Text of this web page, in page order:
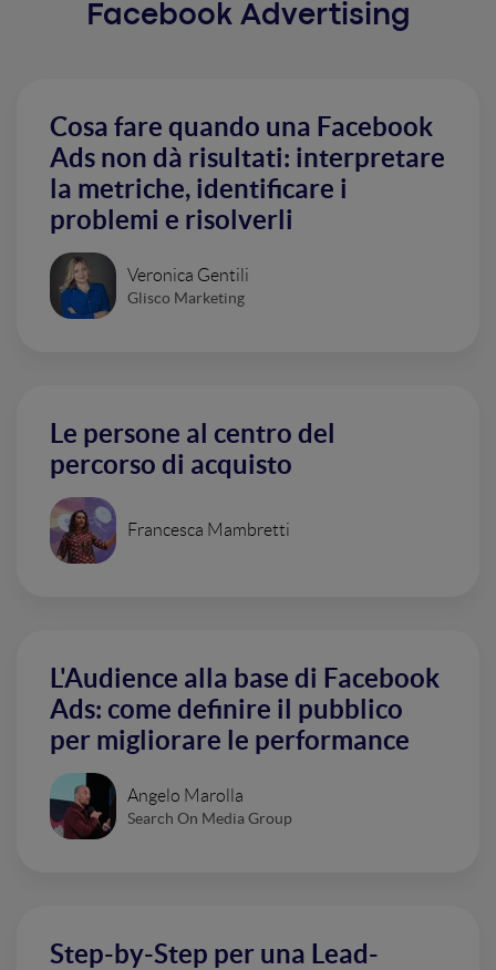
Facebook Advertising
Cosa fare quando una Facebook
Ads non dà risultati: interpretare
la metriche, identificare i
problemi e risolverli
Veronica Gentili
Glisco Marketing
Le persone al centro del
percorso di acquisto
Francesca Mambretti
L'Audience alla base di Facebook
Ads: come definire il pubblico
per migliorare le performance
Angelo Marolla
Search On Media Group
Step-by-Step per una Lead-